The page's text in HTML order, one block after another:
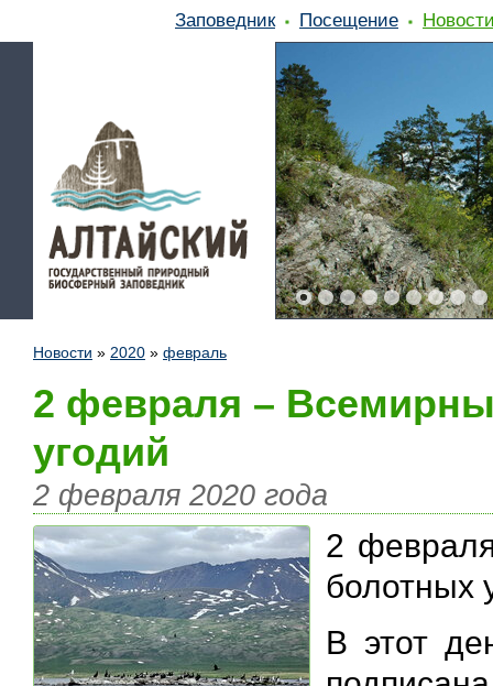
Заповедник Посещение
Новости » 2020 » февраль
2 февраля –
угодий
2 февраля 2020 года
2
болотных
В этот